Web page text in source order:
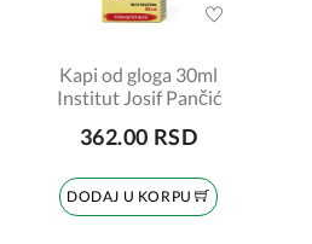
Kapi od gloga 30ml
Institut Josif Pančić
362.00 RSD
DODAJ U KORPU